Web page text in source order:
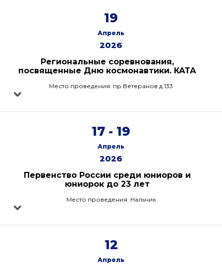
19
Апрель
2026
Региональные соревнования,
посвященные Дню космонавтики. КАТА
Место проведения: пр.Ветеранов д.133
17 - 19
Апрель
2026
Первенство России среди юниоров и
юниорок до 23 лет
Место проведения: Нальчик
12
Апрель